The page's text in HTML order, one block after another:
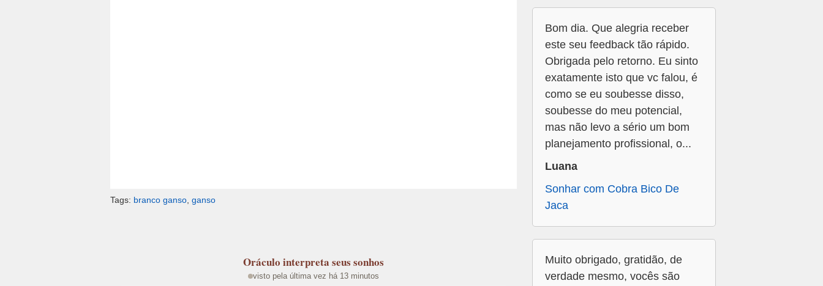
Tags: branco ganso ganso
Oráculo interpreta seus sonhos
visto pela última vez há 13 minutos
Bom dia. Que alegria receber
este seu feedback tão rápido.
Obrigada pelo retorno. Eu sinto
exatamente isto que vc falou, é
como se eu soubesse disso,
soubesse do meu potencial,
mas não levo a sério um bom
planejamento profissional, o...
Luana
Sonhar com Cobra Bico De
Jaca
Muito obrigado, gratidão, de
verdade mesmo, vocês são